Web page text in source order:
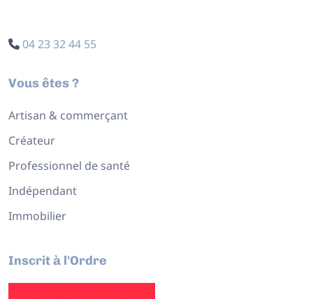
04 23 32 44 55
Vous êtes ?
Artisan & commerçant
Créateur
Professionnel de santé
Indépendant
Immobilier
Inscrit à l'Ordre